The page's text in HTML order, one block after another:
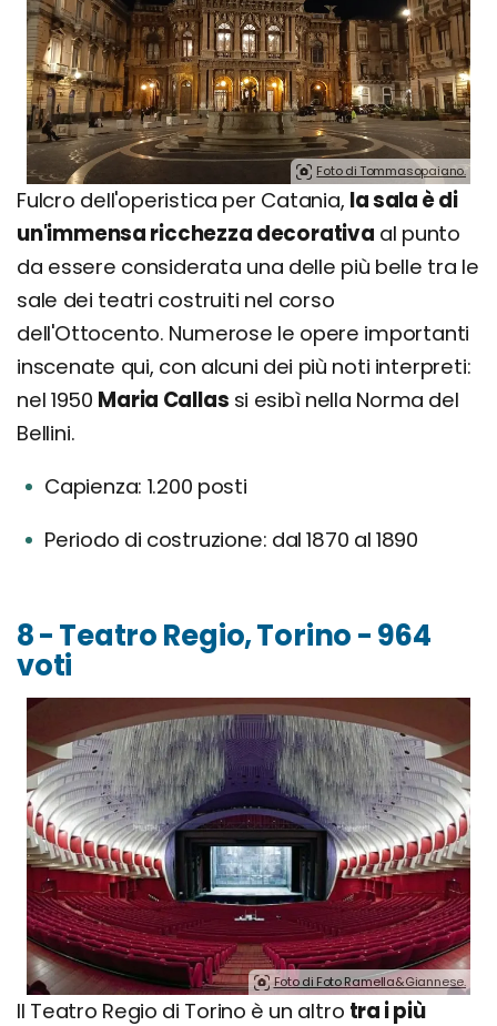
Foto di Tommasopaiano.
Fulcro dell'operistica per Catania, la sala è di
un'immensa ricchezza decorativa al punto
da essere considerata una delle più belle tra le
sale dei teatri costruiti nel corso
dell'Ottocento. Numerose le opere importanti
inscenate qui, con alcuni dei più noti interpreti:
nel 1950 Maria Callas si esibì nella Norma del
Bellini.
Capienza: 1.200 posti
Periodo di costruzione: dal 1870 al 1890
8 - Teatro Regio, Torino - 964
voti
Foto di Foto Ramella&Giannese.
Il Teatro Regio di Torino è un altro tra i più